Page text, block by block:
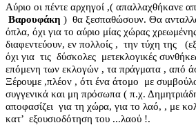
Αύριο οι πέντε αρχηγοί ,( απαλλαχθήκανε
Βαρουφάκη ) θα ξεσπαθώσουν. Θα
όπλα, όχι για το αύριο μίας χώρας
διαφεντεύουν, εν πολλοίς , την τύχη της
όχι για τις δύσκολες μετεκλογικές
επόμενη των εκλογών , τα πράγματα , από
Ξέρουμε ,πλέον , ότι ένα άτομο με
συγγενικά και μη πρόσωπα ( π.χ.
αποφασίζει για τη χώρα, για το λαό, , με
κατ’ εξουσιοδότηση του ...λαού !.